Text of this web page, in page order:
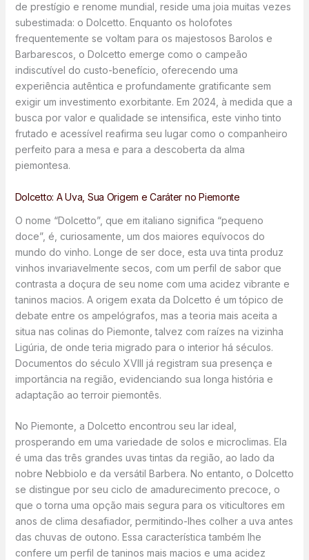
de prestígio e renome mundial, reside uma joia muitas vezes
subestimada: o Dolcetto. Enquanto os holofotes
frequentemente se voltam para os majestosos Barolos e
Barbarescos, o Dolcetto emerge como o campeão
indiscutível do custo-benefício, oferecendo uma
experiência autêntica e profundamente gratificante sem
exigir um investimento exorbitante. Em 2024, à medida que a
busca por valor e qualidade se intensifica, este vinho tinto
frutado e acessível reafirma seu lugar como o companheiro
perfeito para a mesa e para a descoberta da alma
piemontesa.
Dolcetto: A Uva, Sua Origem e Caráter no Piemonte
O nome “Dolcetto”, que em italiano significa “pequeno
doce”, é, curiosamente, um dos maiores equívocos do
mundo do vinho. Longe de ser doce, esta uva tinta produz
vinhos invariavelmente secos, com um perfil de sabor que
contrasta a doçura de seu nome com uma acidez vibrante e
taninos macios. A origem exata da Dolcetto é um tópico de
debate entre os ampelógrafos, mas a teoria mais aceita a
situa nas colinas do Piemonte, talvez com raízes na vizinha
Ligúria, de onde teria migrado para o interior há séculos.
Documentos do século XVIII já registram sua presença e
importância na região, evidenciando sua longa história e
adaptação ao terroir piemontês.
No Piemonte, a Dolcetto encontrou seu lar ideal,
prosperando em uma variedade de solos e microclimas. Ela
é uma das três grandes uvas tintas da região, ao lado da
nobre Nebbiolo e da versátil Barbera. No entanto, o Dolcetto
se distingue por seu ciclo de amadurecimento precoce, o
que o torna uma opção mais segura para os viticultores em
anos de clima desafiador, permitindo-lhes colher a uva antes
das chuvas de outono. Essa característica também lhe
confere um perfil de taninos mais macios e uma acidez